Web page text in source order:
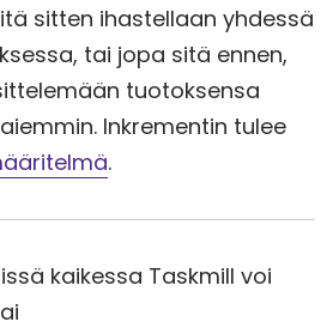
sitten ihastellaan yhdessä
tai jopa sitä ennen,
tuotoksensa
Inkrementin tulee
.
kaikessa Taskmill voi